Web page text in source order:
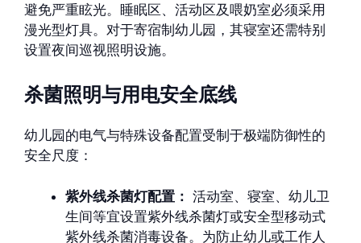
避免严重眩光。睡眠区、活动区及喂奶室必须采用
漫光型灯具。对于寄宿制幼儿园，其寝室还需特别
设置夜间巡视照明设施。
杀菌照明与用电安全底线
幼儿园的电气与特殊设备配置受制于极端防御性的
安全尺度：
紫外线杀菌灯配置： 活动室、寝室、幼儿卫
生间等宜设置紫外线杀菌灯或安全型移动式
紫外线杀菌消毒设备。为防止幼儿或工作人